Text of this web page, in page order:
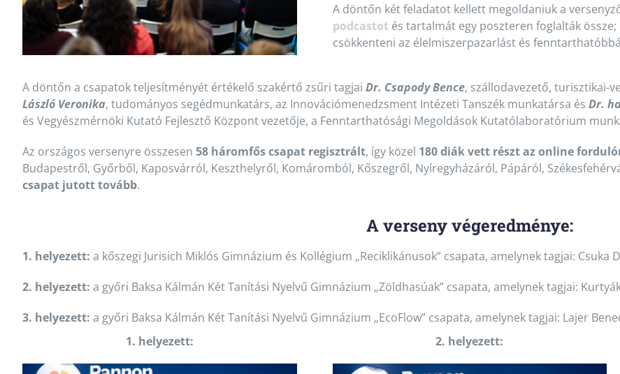
A döntőn két feladatot kellett megoldaniuk a
podcastot és tartalmát egy poszteren foglalták
csökkenteni az élelmiszerpazarlást és
A döntőn a csapatok teljesítményét értékelő szakértő zsűri tagjai Dr. Csapody Bence, szállodavezető, turisztikai-
László Veronika, tudományos segédmunkatárs, az Innovációmenedzsment Intézeti Tanszék munkatársa és Dr.
és Vegyészmérnöki Kutató Fejlesztő Központ vezetője, a Fenntarthatósági Megoldások Kutatólaboratórium
Az országos versenyre összesen 58 háromfős csapat regisztrált, így közel 180 diák vett részt az online
Budapestről, Győrből, Kaposvárról, Keszthelyről, Komáromból, Kőszegről, Nyíregyházáról, Pápáról,
csapat jutott tovább.
A verseny végeredménye:
1. helyezett: a kőszegi Jurisich Miklós Gimnázium és Kollégium „Reciklikánusok” csapata, amelynek tagjai: Csuka
2. helyezett: a győri Baksa Kálmán Két Tanítási Nyelvű Gimnázium „Zöldhasúak” csapata, amelynek tagjai:
3. helyezett: a győri Baksa Kálmán Két Tanítási Nyelvű Gimnázium „EcoFlow” csapata, amelynek tagjai: Lajer
1. helyezett:
2. helyezett: